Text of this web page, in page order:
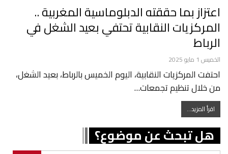
اعتزاز بما حققته الدبلوماسية المغربية ..
المركزيات النقابية تحتفي بعيد الشغل في
الرباط
الخميس 1 مايو 2025
احتفت المركزيات النقابية، اليوم الخميس بالرباط، بعيد الشغل،
من خلال تنظيم تجمعات…
اقرأ المزيد...
هل تبحث عن موضوع؟